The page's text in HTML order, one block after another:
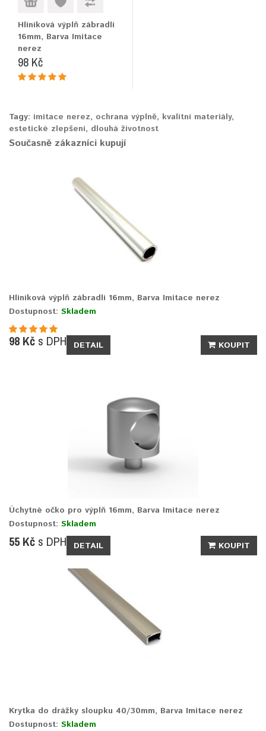
Hliníková výplň zábradlí
16mm, Barva Imitace
nerez
98 Kč
Tagy: imitace nerez, ochrana výplně, kvalitní materiály,
estetické zlepšení, dlouhá životnost
Současně zákazníci kupují
Hliníková výplň zábradlí 16mm, Barva Imitace nerez
Dostupnost: Skladem
98 Kč s DPH DETAIL KOUPIT
Úchytné očko pro výplň 16mm, Barva Imitace nerez
Dostupnost: Skladem
55 Kč s DPH DETAIL KOUPIT
Krytka do drážky sloupku 40/30mm, Barva Imitace nerez
Dostupnost: Skladem